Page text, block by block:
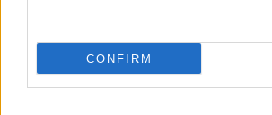
CONFIRM